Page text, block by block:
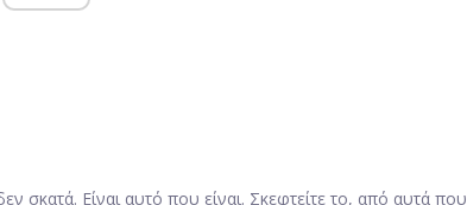
σκατά. Είναι αυτό που είναι. Σκεφτείτε το, από αυτά που